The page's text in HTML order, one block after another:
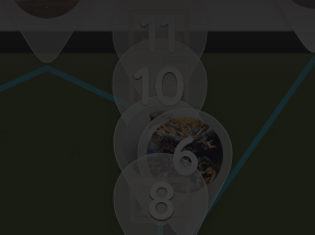
6
8
9
10